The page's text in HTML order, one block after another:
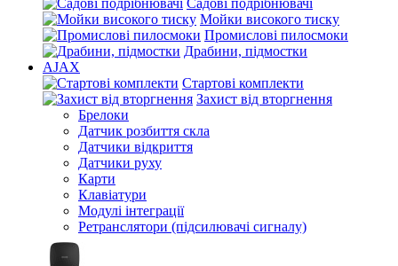
Садові подрібнювачі
Мойки високого тиску
Промислові пилосмоки
Драбини, підмостки
AJAX
Стартові комплекти
Захист від вторгнення
Брелоки
Датчик розбиття скла
Датчики відкриття
Датчики руху
Карти
Клавіатури
Модулі інтеграції
Ретранслятори (підсилювачі сигналу)